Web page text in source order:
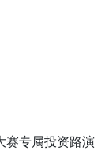
赛专属投资路演